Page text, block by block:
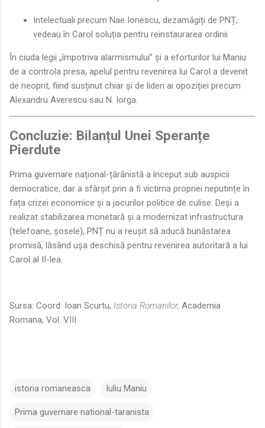
Intelectuali precum Nae Ionescu, dezamăgiți de PNȚ,
vedeau în Carol soluția pentru reinstaurarea ordinii.
În ciuda legii „împotriva alarmismului” și a eforturilor lui Maniu
de a controla presa, apelul pentru revenirea lui Carol a devenit
de neoprit, fiind susținut chiar și de lideri ai opoziției precum
Alexandru Averescu sau N. Iorga.
Concluzie: Bilanțul Unei Speranțe
Pierdute
Prima guvernare național-țărănistă a început sub auspicii
democratice, dar a sfârșit prin a fi victima propriei neputințe în
fața crizei economice și a jocurilor politice de culise. Deși a
realizat stabilizarea monetară și a modernizat infrastructura
(telefoane, șosele), PNȚ nu a reușit să aducă bunăstarea
promisă, lăsând ușa deschisă pentru revenirea autoritară a lui
Carol al II-lea.
Sursa: Coord. Ioan Scurtu, Istoria Romanilor, Academia
Romana, Vol. VIII
istoria romaneasca Iuliu Maniu
Prima guvernare national-taranista